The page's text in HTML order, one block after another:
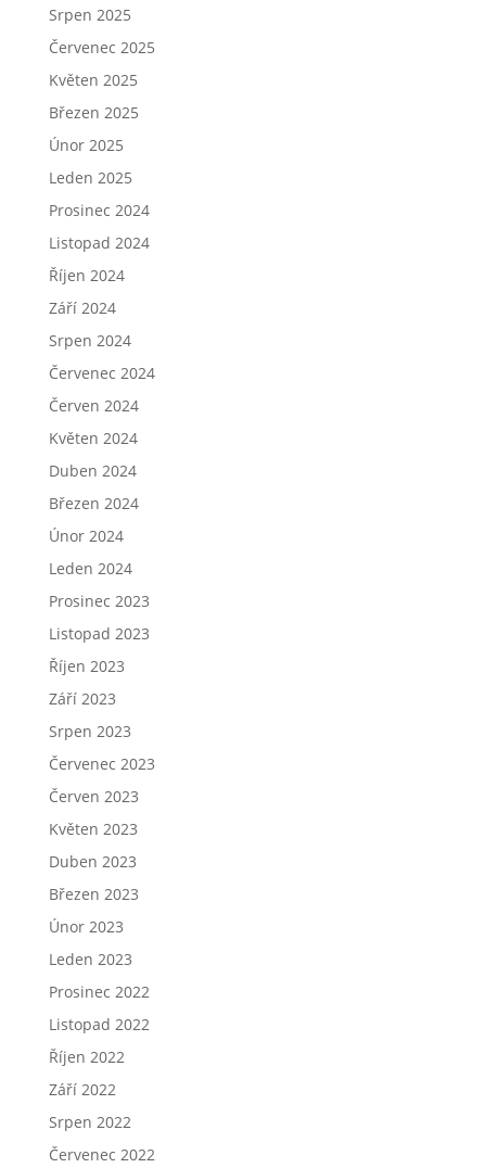
Srpen 2025
Červenec 2025
Květen 2025
Březen 2025
Únor 2025
Leden 2025
Prosinec 2024
Listopad 2024
Říjen 2024
Září 2024
Srpen 2024
Červenec 2024
Červen 2024
Květen 2024
Duben 2024
Březen 2024
Únor 2024
Leden 2024
Prosinec 2023
Listopad 2023
Říjen 2023
Září 2023
Srpen 2023
Červenec 2023
Červen 2023
Květen 2023
Duben 2023
Březen 2023
Únor 2023
Leden 2023
Prosinec 2022
Listopad 2022
Říjen 2022
Září 2022
Srpen 2022
Červenec 2022